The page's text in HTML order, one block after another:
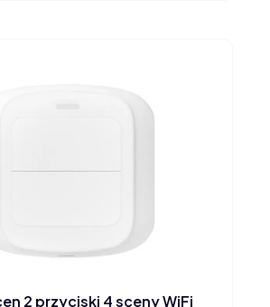
2 przyciski 4 sceny WiFi